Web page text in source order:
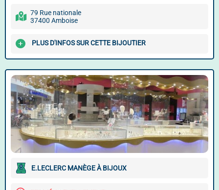
79 Rue nationale
37400 Amboise
PLUS D'INFOS SUR CETTE BIJOUTIER
E.LECLERC MANÈGE À BIJOUX